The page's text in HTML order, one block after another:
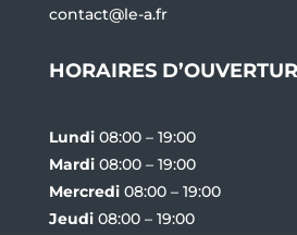
contact@le-a.fr
HORAIRES
Lundi08:00 – 19:00
Mardi08:00 – 19:00
Mercredi08:00 – 19:00
Jeudi08:00 – 19:00